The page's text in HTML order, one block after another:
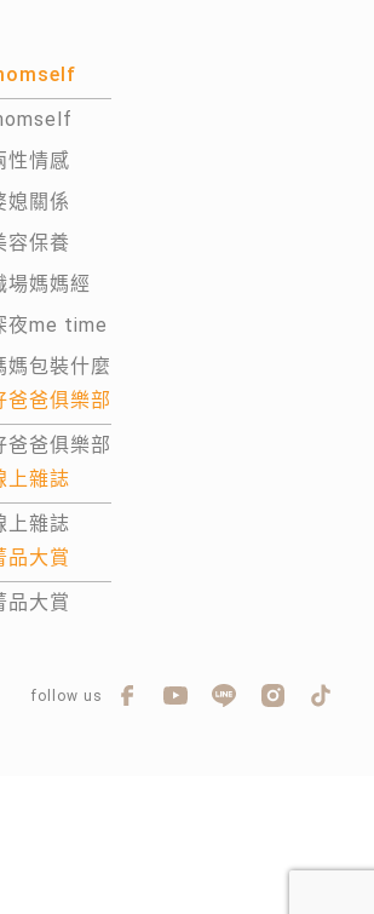
性情感
媳關係
容保養
場媽媽經
夜me time
媽包裝什麼
爸爸俱樂部
爸爸俱樂部
上雜誌
上雜誌
品大賞
品大賞
follow us